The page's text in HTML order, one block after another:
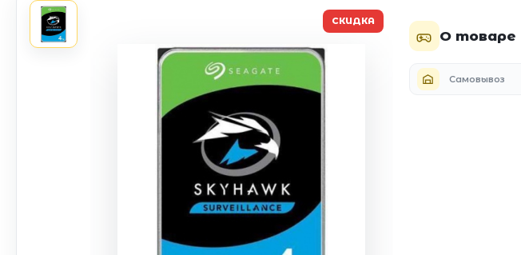
СКИДКА
О товаре
Самовывоз